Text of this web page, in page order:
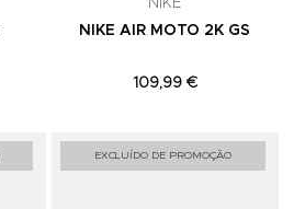
NIKE
NIKE AIR MOTO 2K GS
109,99 €
Adicionar aos Favoritos
EXCLUÍDO DE PROMOÇÃO